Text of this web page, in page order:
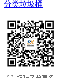
分类垃圾桶